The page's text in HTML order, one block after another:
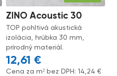
ZINO Acoustic 30
TOP pohltivá akustická
izolácia, hrúbka 30 mm,
prírodný materiál.
12,61 €
Cena za m² bez DPH: 14,24 €